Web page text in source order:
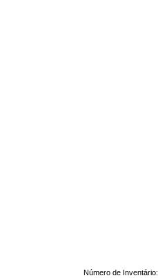
Número de Inventário: